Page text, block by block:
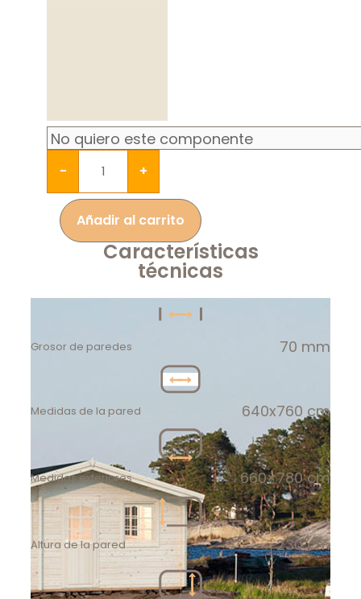
- +
Añadir al carrito
Características
técnicas
Grosor de paredes 70 mm
Medidas de la pared 640x760 cm
Medidas exteriores 660×780 cm
Altura de la pared 230 cm